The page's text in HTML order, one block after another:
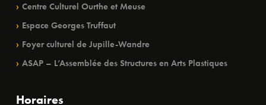
Centre Culturel Ourthe et Meuse
Espace Georges Truffaut
Foyer culturel de Jupille-Wandre
ASAP – L’Assemblée des Structures en Arts Plastiques
Horaires